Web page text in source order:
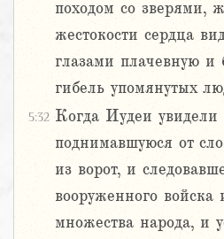
походом со зверями,
жестокости сердца
глазами плачевную и
гибель упомянутых
5:32 Когда Иудеи увидели
поднимавшуюся от
из ворот, и
вооруженного войска
множества народа, и